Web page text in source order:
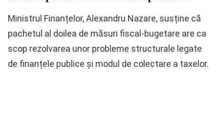
Ministrul Finanțelor, Alexandru Nazare, susține că
pachetul al doilea de măsuri fiscal-bugetare are ca
scop rezolvarea unor probleme structurale legate
de finanțele publice și modul de colectare a taxelor.